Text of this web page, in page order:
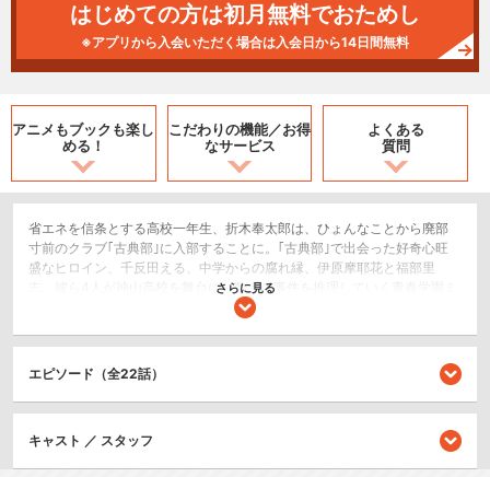
はじめての方は初月無料でおためし
※アプリから入会いただく場合は入会日から14日間無料
アニメもブックも楽し
める！
こだわりの機能／お得
なサービス
よくある
質問
省エネを信条とする高校一年生、折木奉太郎は、ひょんなことから廃部
寸前のクラブ｢古典部｣に入部することに。｢古典部｣で出会った好奇心旺
盛なヒロイン、千反田える、中学からの腐れ縁、伊原摩耶花と福部里
志。彼ら4人が神山高校を舞台に、数々の事件を推理していく青春学園ミ
ホラー/サスペンス/推理
ドラマ/青春
さらに見る
閉じる
エピソード（全22話）
キャスト ／ スタッフ